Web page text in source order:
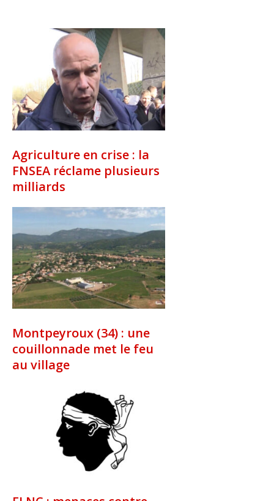
Agriculture en crise : la
FNSEA réclame plusieurs
milliards
Montpeyroux (34) : une
couillonnade met le feu
au village